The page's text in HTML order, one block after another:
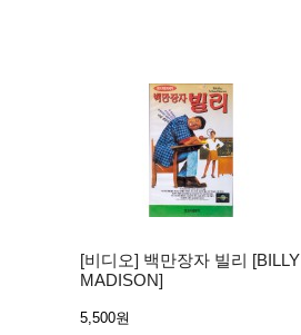
[비디오] 백만장자 빌리 [BILLY
MADISON]
5,500원